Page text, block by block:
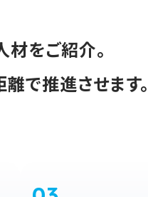
をご紹介。
で推進させます。